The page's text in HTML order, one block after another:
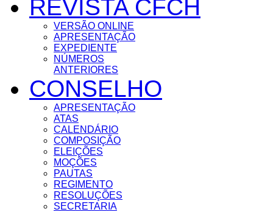
REVISTA CFCH
VERSÃO ONLINE
APRESENTAÇÃO
EXPEDIENTE
NÚMEROS
ANTERIORES
CONSELHO
APRESENTAÇÃO
ATAS
CALENDÁRIO
COMPOSIÇÃO
ELEIÇÕES
MOÇÕES
PAUTAS
REGIMENTO
RESOLUÇÕES
SECRETARIA